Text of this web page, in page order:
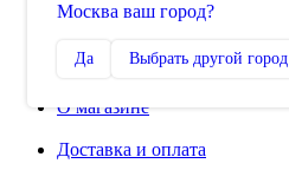
Москва ваш город?
Да Выбрать другой город
0
Избранное
О магазине
Доставка и оплата